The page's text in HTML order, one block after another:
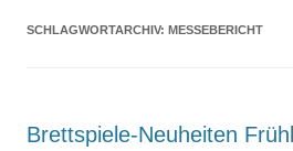
SCHLAGWORTARCHIV: MESSEBERICHT
Brettspiele-Neuheiten